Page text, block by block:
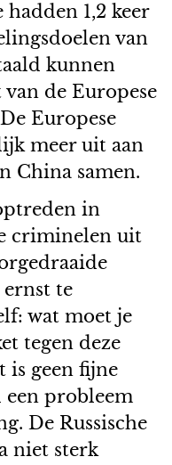
1,2 keer
van
kunnen
de Europese
Europese
meer uit aan
China samen.
in
criminelen uit
ernst te
wat moet je
tegen deze
is geen fijne
een probleem
De Russische
niet sterk